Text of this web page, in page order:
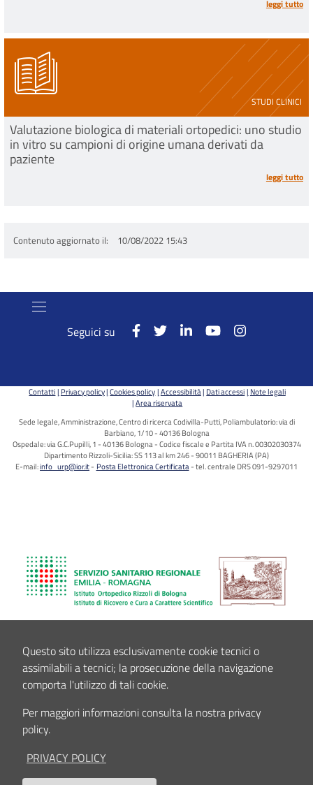
leggi tutto
STUDI CLINICI
Valutazione biologica di materiali ortopedici: uno studio
in vitro su campioni di origine umana derivati da
paziente
leggi tutto
Contenuto aggiornato il 10/08/2022 15:43
Seguici su
Contatti Privacy policy Cookies policy Accessibilità Dati accessi Note legali
Area riservata
Sede legale, Amministrazione, Centro di ricerca Codivilla-Putti, Poliambulatorio: via di
Barbiano, 1/10 - 40136 Bologna
Ospedale: via G.C.Pupilli, 1 - 40136 Bologna - Codice fiscale e Partita IVA n. 00302030374
Dipartimento Rizzoli-Sicilia: SS 113 al km 246 - 90011 BAGHERIA (PA)
E-mail:info_urp@ior.it Posta Elettronica Certificata tel. centrale DRS 091-9297011
Questo sito utilizza esclusivamente cookie tecnici o
assimilabili a tecnici; la prosecuzione della navigazione
comporta l'utilizzo di tali cookie.
Per maggiori informazioni consulta la nostra privacy
policy.
PRIVACY POLICY